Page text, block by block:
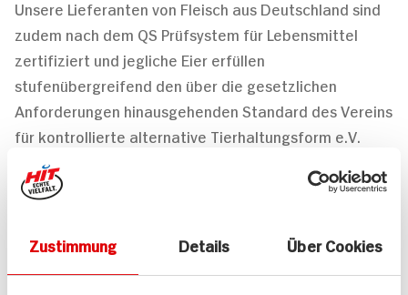
Zustimmung Details Über Cookies
Unsere Lieferanten von Fleisch aus Deutschland sind
zudem nach dem QS Prüfsystem für Lebensmittel
zertifiziert und jegliche Eier erfüllen
stufenübergreifend den über die gesetzlichen
Anforderungen hinausgehenden Standard des Vereins
für kontrollierte alternative Tierhaltungsform e.V.
(KAT).
Strenge Eigenkontrollen und transparente
Prozesse
Bei HIT stellen wir über umfassende Spezifikationen